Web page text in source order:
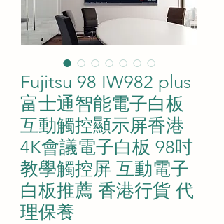
Fujitsu 98 IW982 plus
富士通智能電子白板
互動觸控顯示屏香港
4K會議電子白板 98吋
教學觸控屏 互動電子
白板推薦 香港行貨 代
理保養